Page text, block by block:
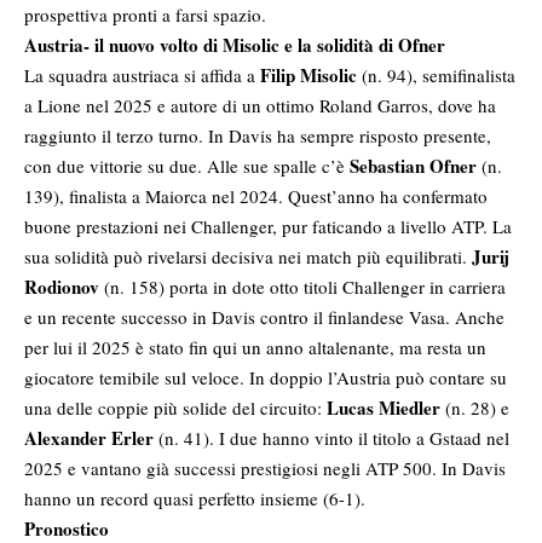
prospettiva pronti a farsi spazio.
Austria- il nuovo volto di Misolic e la solidità di Ofner
La squadra austriaca si affida a Filip Misolic (n. 94), semifinalista
a Lione nel 2025 e autore di un ottimo Roland Garros, dove ha
raggiunto il terzo turno. In Davis ha sempre risposto presente,
con due vittorie su due. Alle sue spalle c’è Sebastian Ofner (n.
139), finalista a Maiorca nel 2024. Quest’anno ha confermato
buone prestazioni nei Challenger, pur faticando a livello ATP. La
sua solidità può rivelarsi decisiva nei match più equilibrati. Jurij
Rodionov (n. 158) porta in dote otto titoli Challenger in carriera
e un recente successo in Davis contro il finlandese Vasa. Anche
per lui il 2025 è stato fin qui un anno altalenante, ma resta un
giocatore temibile sul veloce. In doppio l’Austria può contare su
una delle coppie più solide del circuito: Lucas Miedler (n. 28) e
Alexander Erler (n. 41). I due hanno vinto il titolo a Gstaad nel
2025 e vantano già successi prestigiosi negli ATP 500. In Davis
hanno un record quasi perfetto insieme (6-1).
Pronostico